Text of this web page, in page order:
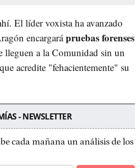
El líder voxista ha avanzado
encargarápruebas forenses
lleguen a la Comunidad sin un
acredite "fehacientemente" su
- NEWSLETTER
cada mañana un análisis de los